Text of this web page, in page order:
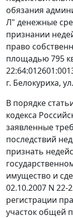
обязания
Л" денежные
признании
право
площадью 795
г. Белокуриха,
В порядке
кодекса
заявленные
последствий
признать
имущество и
02.10.2007 N 22-
регистрации
участок общей